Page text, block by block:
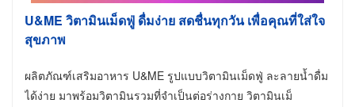
U&ME วิตามินเม็ดฟู่ ดื่มง่าย สดชื่นทุกวัน เพื่อคุณที่ใส่ใจ
สุขภาพ
ผลิตภัณฑ์เสริมอาหาร U&ME รูปแบบวิตามินเม็ดฟู่ ละลายน้ำดื่ม
ได้ง่าย มาพร้อมวิตามินรวมที่จำเป็นต่อร่างกาย วิตามินเม็